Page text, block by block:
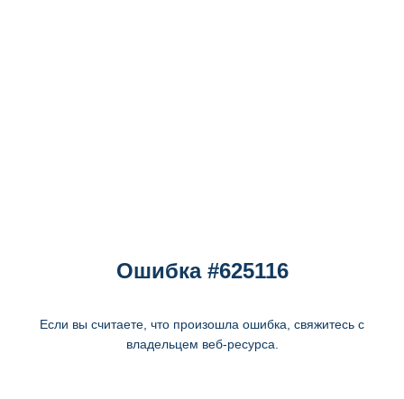
Ошибка #625116
Если вы считаете, что произошла ошибка, свяжитесь с
владельцем веб-ресурса.